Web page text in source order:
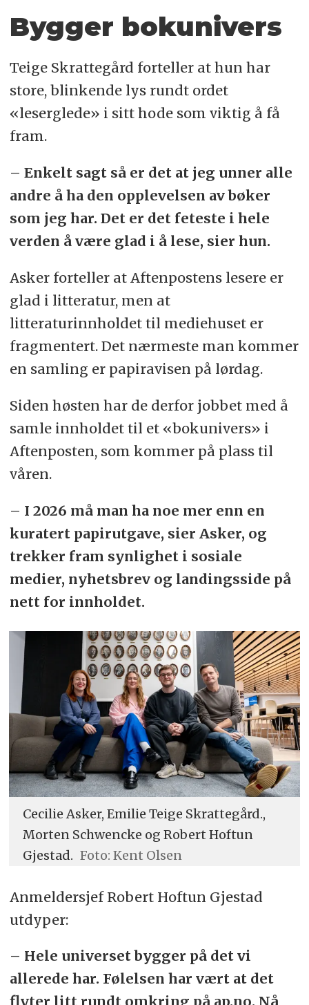
Bygger bokunivers
Teige Skrattegård forteller at hun har
store, blinkende lys rundt ordet
«leserglede» i sitt hode som viktig å få
fram.
– Enkelt sagt så er det at jeg unner alle
andre å ha den opplevelsen av bøker
som jeg har. Det er det feteste i hele
verden å være glad i å lese, sier hun.
Asker forteller at Aftenpostens lesere er
glad i litteratur, men at
litteraturinnholdet til mediehuset er
fragmentert. Det nærmeste man kommer
en samling er papiravisen på lørdag.
Siden høsten har de derfor jobbet med å
samle innholdet til et «bokunivers» i
Aftenposten, som kommer på plass til
våren.
– I 2026 må man ha noe mer enn en
kuratert papirutgave, sier Asker, og
trekker fram synlighet i sosiale
medier, nyhetsbrev og landingsside på
nett for innholdet.
Cecilie Asker, Emilie Teige Skrattegård.,
Morten Schwencke og Robert Hoftun
Gjestad. Foto: Kent Olsen
Anmeldersjef Robert Hoftun Gjestad
utdyper:
– Hele universet bygger på det vi
allerede har. Følelsen har vært at det
flyter litt rundt omkring på ap.no. Nå